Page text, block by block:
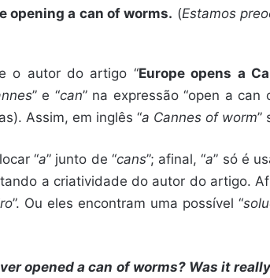
opening a can of worms. (Estamos
o autor do artigo “Europe opens a
” e “can” na expressão “open a can
Assim, em inglês “a Cannes of worm”
“a” junto de “cans”; afinal, “a” só é
a criatividade do autor do artigo.
”. Ou eles encontram uma possível “
opened a can of worms? Was it